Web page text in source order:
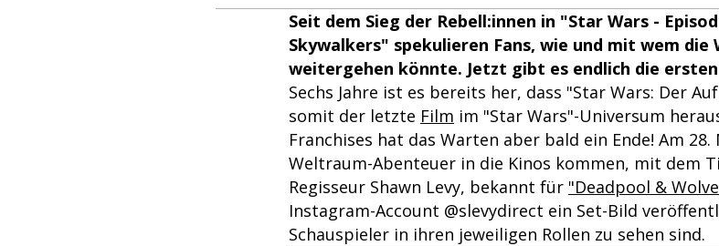
Seit dem Sieg der Rebell:innen in "Star Wars -
Skywalkers" spekulieren Fans, wie und mit wem die
weitergehen könnte. Jetzt gibt es endlich die
Sechs Jahre ist es bereits her, dass "Star Wars: Der
somit der letzte Film im "Star Wars"-Universum
Franchises hat das Warten aber bald ein Ende! Am 28.
Weltraum-Abenteuer in die Kinos kommen, mit dem
Regisseur Shawn Levy, bekannt für "Deadpool &
Instagram-Account @slevydirect ein Set-Bild
Schauspieler in ihren jeweiligen Rollen zu sehen sind.